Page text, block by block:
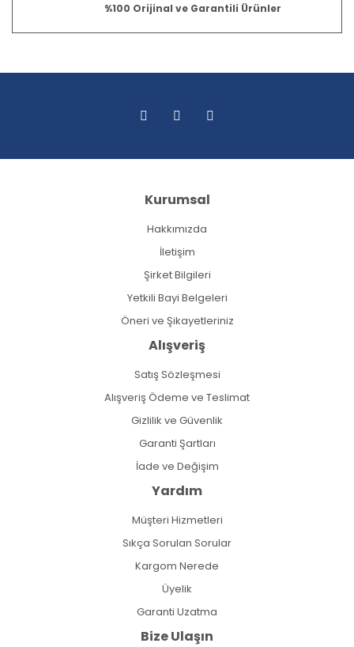
%100 Orijinal ve Garantili Ürünler
Kurumsal
Hakkımızda
İletişim
Şirket Bilgileri
Yetkili Bayi Belgeleri
Öneri ve Şikayetleriniz
Alışveriş
Satış Sözleşmesi
Alışveriş Ödeme ve Teslimat
Gizlilik ve Güvenlik
Garanti Şartları
İade ve Değişim
Yardım
Müşteri Hizmetleri
Sıkça Sorulan Sorular
Kargom Nerede
Üyelik
Garanti Uzatma
Bize Ulaşın